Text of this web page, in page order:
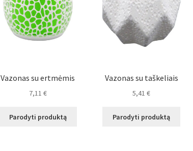
Vazonas su ertmėmis
7,11 €
Parodyti produktą
Vazonas su taškeliais
5,41 €
Parodyti produktą